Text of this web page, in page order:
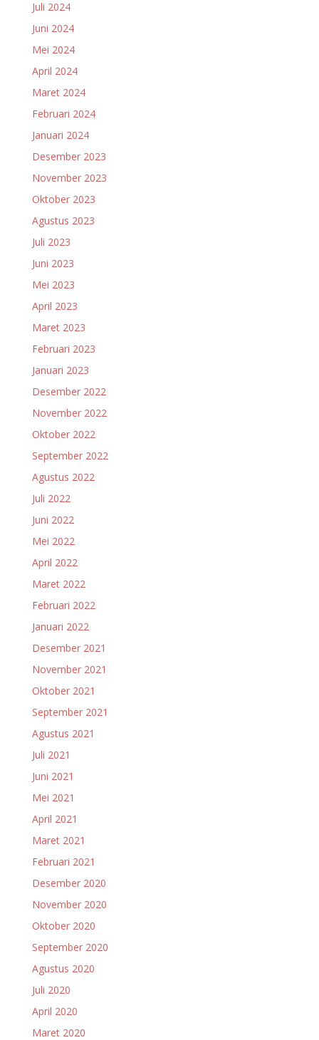
Juli 2024
Juni 2024
Mei 2024
April 2024
Maret 2024
Februari 2024
Januari 2024
Desember 2023
November 2023
Oktober 2023
Agustus 2023
Juli 2023
Juni 2023
Mei 2023
April 2023
Maret 2023
Februari 2023
Januari 2023
Desember 2022
November 2022
Oktober 2022
September 2022
Agustus 2022
Juli 2022
Juni 2022
Mei 2022
April 2022
Maret 2022
Februari 2022
Januari 2022
Desember 2021
November 2021
Oktober 2021
September 2021
Agustus 2021
Juli 2021
Juni 2021
Mei 2021
April 2021
Maret 2021
Februari 2021
Desember 2020
November 2020
Oktober 2020
September 2020
Agustus 2020
Juli 2020
April 2020
Maret 2020